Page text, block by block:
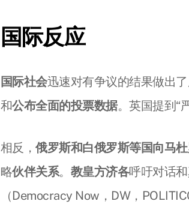
国际反应
国际社会迅速对有争议的结果做出
和公布全面的投票数据。英国提到“
相反，俄罗斯和白俄罗斯等国向马
略伙伴关系。 教皇方济各呼吁对话
（Democracy Now，DW，